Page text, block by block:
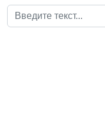
Поиск